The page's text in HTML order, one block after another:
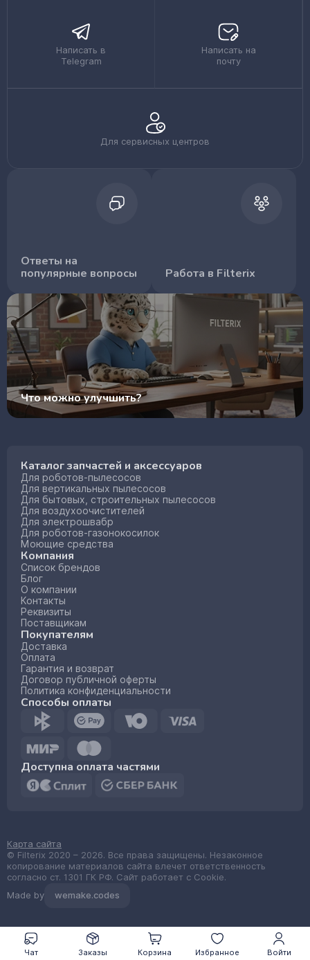
Войти
Заказы Избранное
Чат Корзина
Написать в
Telegram
Написать на
почту
Для сервисных центров
Ответы на
популярные вопросы
Работа в Filterix
Что можно улучшить?
Каталог запчастей и аксессуаров
Для роботов-пылесосов
Для вертикальных пылесосов
Для бытовых, строительных пылесосов
Для воздухоочистителей
Для электрошвабр
Для роботов-газонокосилок
Моющие средства
Компания
Список брендов
Блог
О компании
Контакты
Реквизиты
Поставщикам
Покупателям
Доставка
Оплата
Гарантия и возврат
Договор публичной оферты
Политика конфиденциальности
Способы оплаты
Доступна оплата частями
© Filterix 2020 – 2026. Все права защищены. Незаконное
копирование материалов сайта влечет ответственность
согласно ст. 1301 ГК РФ. Сайт работает с Cookie.
Карта сайта
Made by wemake.codes